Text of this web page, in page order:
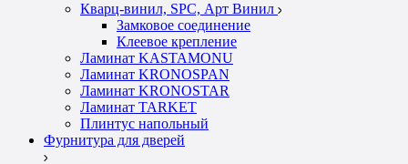
Кварц-винил, SPC, Арт Винил
Замковое соединение
Клеевое крепление
Ламинат KASTAMONU
Ламинат KRONOSPAN
Ламинат KRONOSTAR
Ламинат TARKET
Плинтус напольный
Фурнитура для дверей